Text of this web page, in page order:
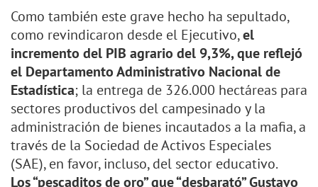
Como también este grave hecho ha sepultado,
como revindicaron desde el Ejecutivo,el
incremento del PIB agrario del 9,3%, que reflejó
el Departamento Administrativo Nacional de
Estadística; la entrega de 326.000 hectáreas para
sectores productivos del campesinado y la
administración de bienes incautados a la mafia, a
través de la Sociedad de Activos Especiales
(SAE), en favor, incluso, del sector educativo.
Los “pescaditos de oro” que “desbarató” Gustavo